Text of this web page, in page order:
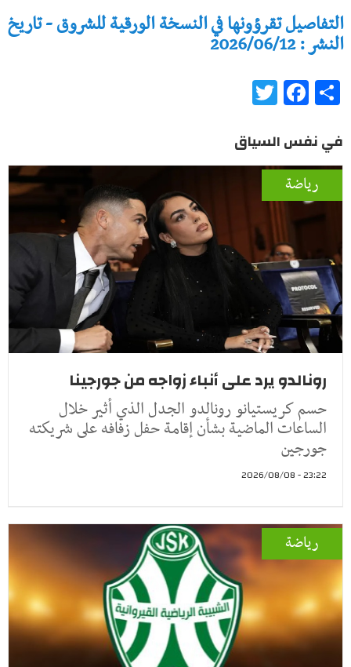
التفاصيل تقرؤونها في النسخة الورقية للشروق - تاريخ
النشر : 2026/06/12
Share
Facebook
في نفس السياق
رياضة
رونالدو يرد على أنباء زواجه من جورجينا
حسم كريستيانو رونالدو الجدل الذي أثير خلال
الساعات الماضية بشأن إقامة حفل زفافه على شريكته
جورجين
23:22 - 2026/08/08
رياضة